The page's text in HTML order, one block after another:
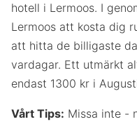
hotell i Lermoos. I
Lermoos att kosta dig
att hitta de billigaste
vardagar. Ett utmärkt
endast 1300 kr i
Vårt Tips: Missa inte -